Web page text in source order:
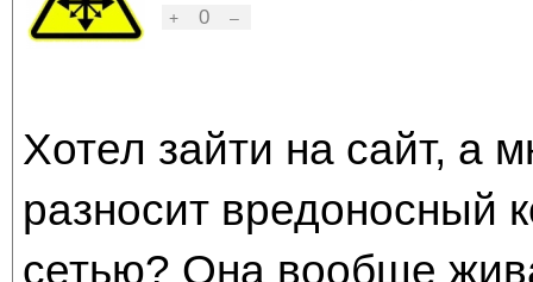
+
0 –
Хотел зайти на сайт, а
разносит вредоносный
сетью? Она вообще